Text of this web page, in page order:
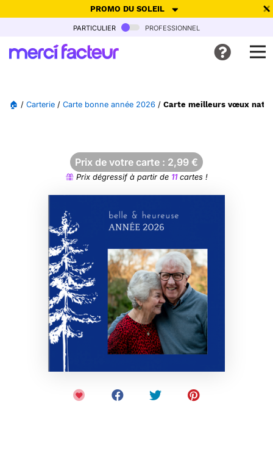
PROMO DU SOLEIL
-30% de réduction avec le code SUMMER26pour envoyer des
Ne plus afficher
particulier professionnel
🏠 / Carterie / Carte bonne année 2026 / Carte meilleurs vœux
Prix de votre carte : 2,99 €
Prix dégressif à partir de 11cartes !